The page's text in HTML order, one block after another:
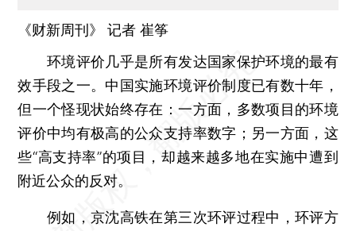
《财新周刊》 记者崔筝
环境评价几乎是所有发达国家保护环境的最有
效手段之一。中国实施环境评价制度已有数十年，
但一个怪现状始终存在：一方面，多数项目的环境
评价中均有极高的公众支持率数字；另一方面，这
些“高支持率”的项目，却越来越多地在实施中遭到
附近公众的反对。
例如，京沈高铁在第三次环评过程中，环评方